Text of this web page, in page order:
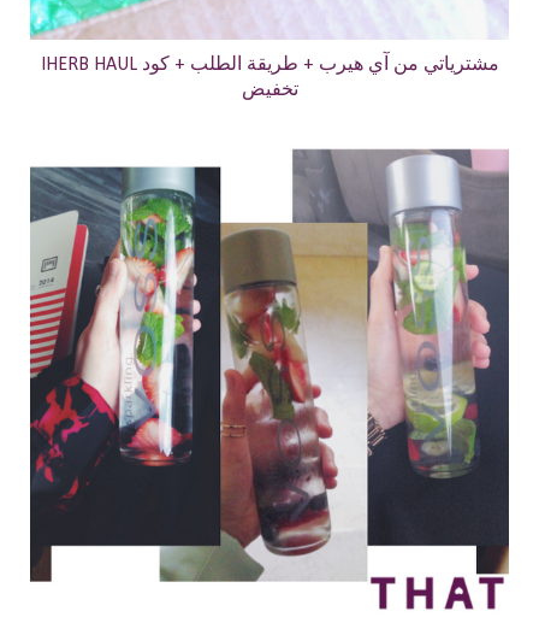
IHERB HAUL مشترياتي من آي هيرب + طريقة الطلب + كود
تخفيض